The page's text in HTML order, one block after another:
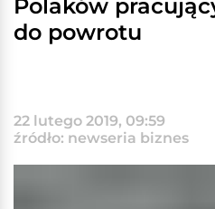
Polaków
do powrotu
22 lutego 2019, 09:59
źródło: newseria biznes